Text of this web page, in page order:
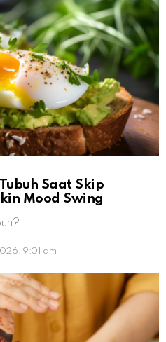
Saat Skip
Mood Swing
9:01 am